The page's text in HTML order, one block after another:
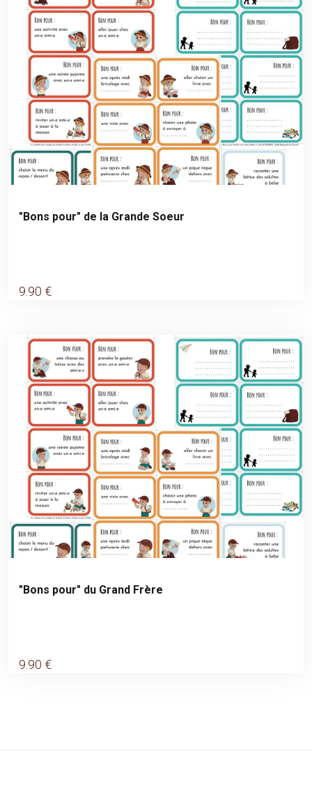
"Bons pour" de la Grande Soeur
9 .90 €
"Bons pour" du Grand Frère
9 .90 €